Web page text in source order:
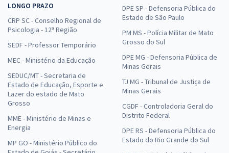
LONGO PRAZO
CRP SC - Conselho Regional de
Psicologia - 12ª Região
SEDF - Professor Temporário
MEC - Ministério da Educação
SEDUC/MT - Secretaria de
Estado de Educação, Esporte e
Lazer do estado de Mato
Grosso
MME - Ministério de Minas e
Energia
MP GO - Ministério Público do
DPE SP - Defensoria Pública do
Estado de São Paulo
PM MS - Polícia Militar de Mato
Grosso do Sul
DPE MG - Defensoria Pública de
Minas Gerais
TJ MG - Tribunal de Justiça de
Minas Gerais
CGDF - Controladoria Geral do
Distrito Federal
DPE RS - Defensoria Pública do
Estado do Rio Grande do Sul